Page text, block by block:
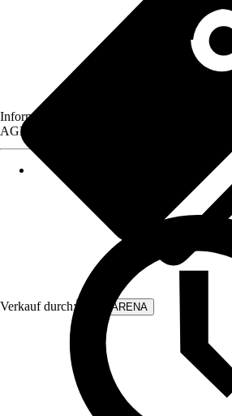
Verkauf durch: WALLARENA
Informationen des Verkäufers, wie z. B.
AGB, finden Sie bei Klick auf den